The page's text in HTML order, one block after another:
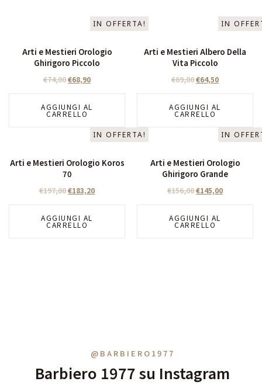
IN OFFERTA!
Arti e Mestieri Orologio
Ghirigoro Piccolo
€74,00€68,90
AGGIUNGI AL
CARRELLO
IN
Arti e Mestieri Albero Della
Vita Piccolo
€69,00€64,50
AGGIUNGI AL
CARRELLO
IN OFFERTA!
Arti e Mestieri Orologio Koros
70
€197,00€183,20
AGGIUNGI AL
CARRELLO
IN
Arti e Mestieri Orologio
Ghirigoro Grande
€156,00€145,00
AGGIUNGI AL
CARRELLO
@BARBIERO1977
Barbiero 1977 su Instagram